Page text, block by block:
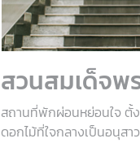
สวนสมเด็จพ
สถานที่พักผ่อนหย่อนใจ ตั้
ดอกไม้ที่ใจกลางเป็นอนุส